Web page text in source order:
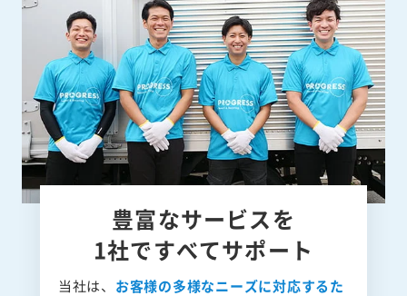
豊富なサービスを
1社ですべてサポート
当社は、 お客様の多様なニーズに対応するた